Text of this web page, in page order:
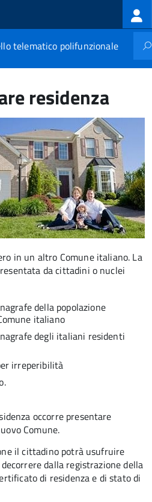
telematico polifunzionale
residenza
in un altro Comune italiano. La
da cittadini o nuclei
della popolazione
italiano
degli italiani residenti
irreperibilità
occorre presentare
Comune.
il cittadino potrà usufruire
dalla registrazione della
di residenza e di stato di